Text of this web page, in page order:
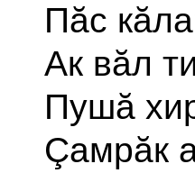
Пăс
Ак вăл
Пушă
Çамрăк